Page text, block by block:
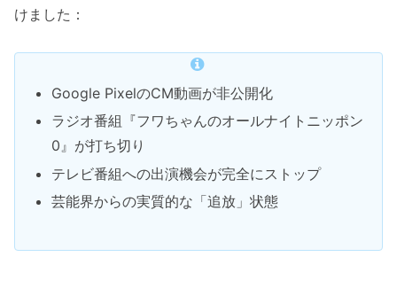
けました：
Google PixelのCM動画が非公開化
ラジオ番組『フワちゃんのオールナイトニッポン
0』が打ち切り
テレビ番組への出演機会が完全にストップ
芸能界からの実質的な「追放」状態